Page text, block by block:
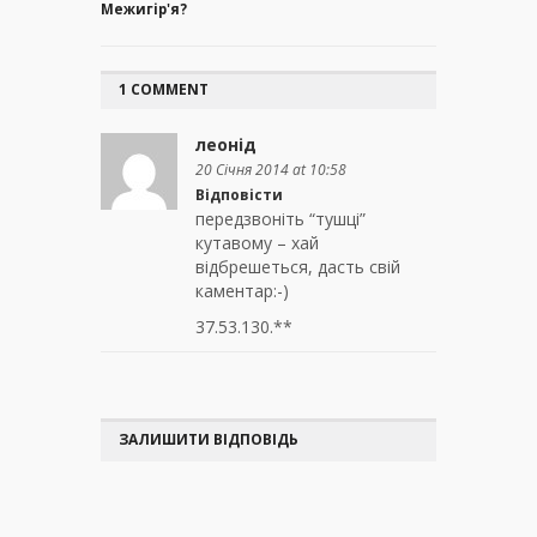
Межигір'я?
1 COMMENT
леонід
20 Січня 2014 at 10:58
Відповісти
передзвоніть “тушці”
кутавому – хай
відбрешеться, дасть свій
каментар:-)
37.53.130.**
ЗАЛИШИТИ ВІДПОВІДЬ